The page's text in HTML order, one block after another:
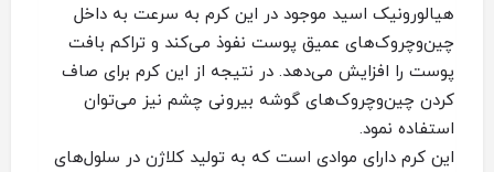
هیالورونیک اسید موجود در این کرم به سرعت به داخل
چین‌و‌چروک‌های عمیق پوست نفوذ می‌کند و تراکم بافت
پوست را افزایش می‌دهد. در نتیجه از این کرم برای صاف
کردن چین‌و‌چروک‌های گوشه بیرونی چشم نیز می‌توان
استفاده نمود.
این کرم دارای موادی است که به تولید کلاژن در سلول‌های